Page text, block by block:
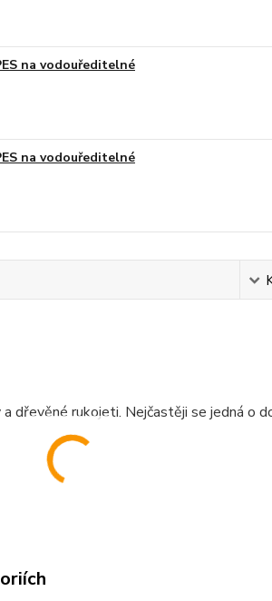
na vodouředitelné
na vodouředitelné
dřevěné rukojeti. Nejčastěji se jedná o